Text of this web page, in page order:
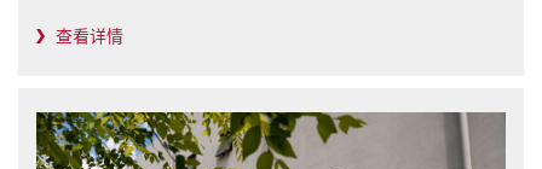
查看详情